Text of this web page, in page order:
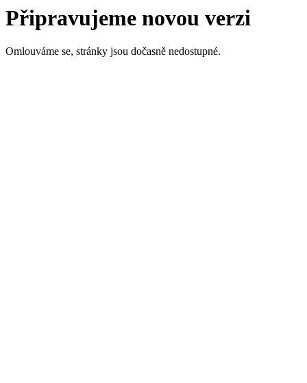
Připravujeme novou verzi
Omlouváme se, stránky jsou dočasně nedostupné.